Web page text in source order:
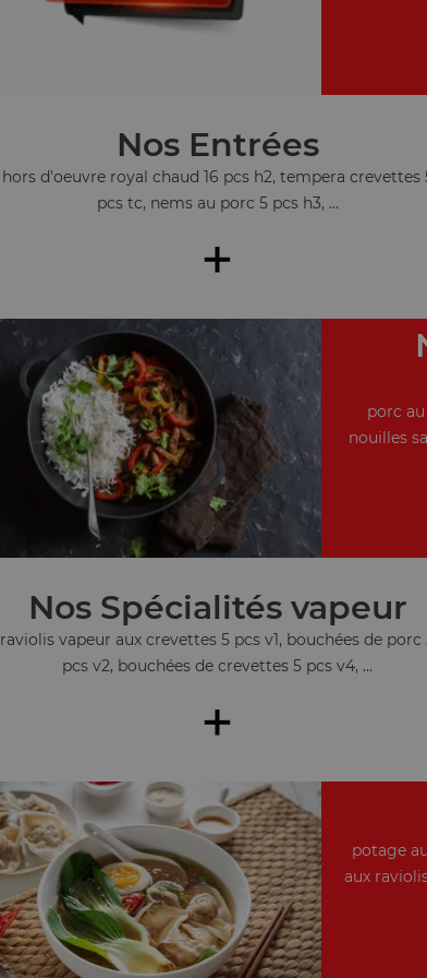
Nos Entrées
hors d'oeuvre royal chaud 16 pcs h2, tempera crevettes
pcs tc, nems au porc 5 pcs h3, ...
+
porc
nouilles
Nos Spécialités vapeur
raviolis vapeur aux crevettes 5 pcs v1, bouchées de porc
pcs v2, bouchées de crevettes 5 pcs v4, ...
+
potage
aux